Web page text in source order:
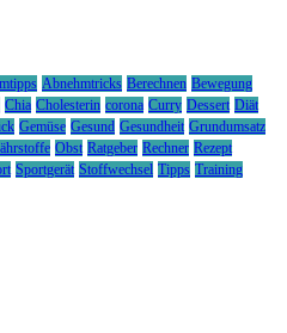
Abnehmtricks Berechnen Bewegung
Chia Cholesterin corona Curry Dessert Diät
Gemüse Gesund Gesundheit Grundumsatz
Obst Ratgeber Rechner Rezept
Sportgerät Stoffwechsel Tipps Training